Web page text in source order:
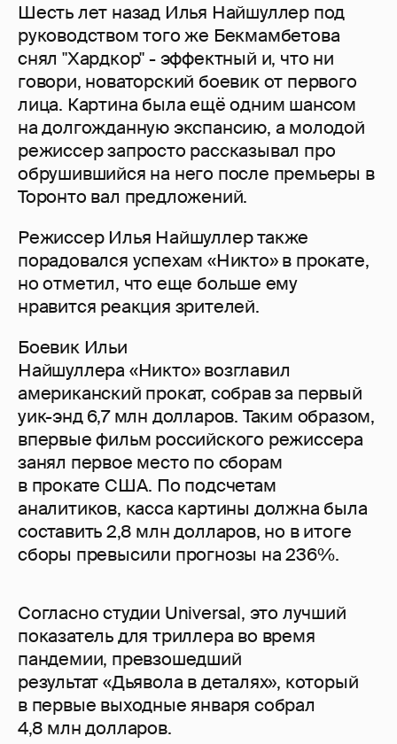
Шесть лет назад Илья Найшуллер под
руководством того же Бекмамбетова
снял "Хардкор" - эффектный и, что ни
говори, новаторский боевик от первого
лица. Картина была ещё одним шансом
на долгожданную экспансию, а молодой
режиссер запросто рассказывал про
обрушившийся на него после премьеры в
Торонто вал предложений.
Режиссер Илья Найшуллер также
порадовался успехам «Никто» в прокате,
но отметил, что еще больше ему
нравится реакция зрителей.
Боевик Ильи
Найшуллера «Никто» возглавил
американский прокат, собрав за первый
уик-энд 6,7 млн ​​долларов. Таким образом,
впервые фильм российского режиссера
занял первое место по сборам
в прокате США. По подсчетам
аналитиков, касса картины должна была
составить 2,8 млн долларов, но в итоге
сборы превысили прогнозы на 236%.
Согласно студии Universal, это лучший
показатель для триллера во время
пандемии, превзошедший
результат «Дьявола в деталях», который
в первые выходные января собрал
4,8 млн долларов.